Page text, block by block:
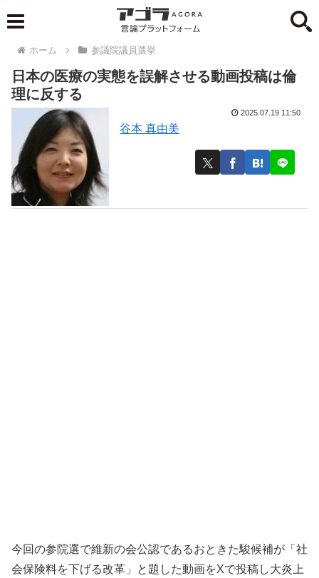
ホーム 参議院議員選挙
日本の医療の実態を誤解させる動画投稿は倫
理に反する
谷本 真由美
2025.07.19 11:50
今回の参院選で維新の会公認であるおときた駿候補が「社
会保険料を下げる改革」と題した動画をXで投稿し大炎上